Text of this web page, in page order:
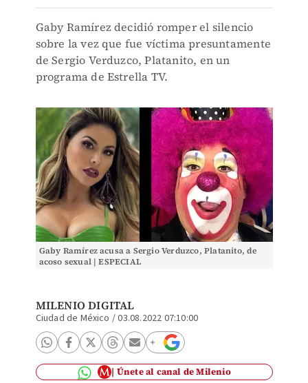
Gaby Ramírez decidió romper el silencio
sobre la vez que fue víctima presuntamente
de Sergio Verduzco, Platanito, en un
programa de Estrella TV.
Gaby Ramírez acusa a Sergio Verduzco, Platanito, de
acoso sexual | ESPECIAL
MILENIO DIGITAL
Ciudad de México /03.08.2022 07:10:00
Únete al canal de Milenio